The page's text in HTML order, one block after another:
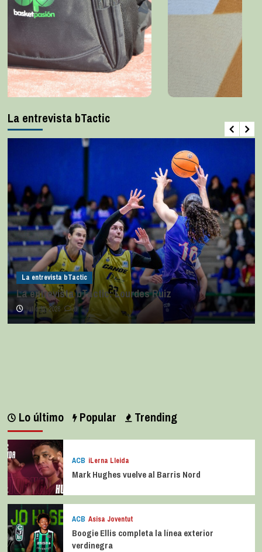
La entrevista bTactic
La entrevista bTactic
La entrevista bTactic: Lourdes Ruiz
julio 11, 2026 0
Lo último Popular Trending
ACB iLerna Lleida
Mark Hughes vuelve al Barris Nord
ACB Asisa Joventut
Boogie Ellis completa la línea exterior
verdinegra